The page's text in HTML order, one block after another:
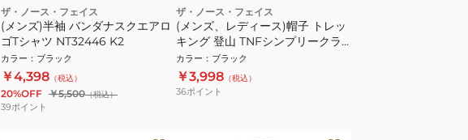
ザ・ノース・フェイス
(メンズ)半袖 バンダナスクエアロ
ゴTシャツ NT32446 K2
カラー ： ブラック
￥4,398 （税込）
20%OFF ￥5,500（税込）
39ポイント
ザ・ノース・フェイス
(メンズ、レディース)帽子 トレッ
キング 登山 TNFシンプリークラ
シックキャップ NN02534 K
カラー ： ブラック
￥3,998 （税込）
36ポイント